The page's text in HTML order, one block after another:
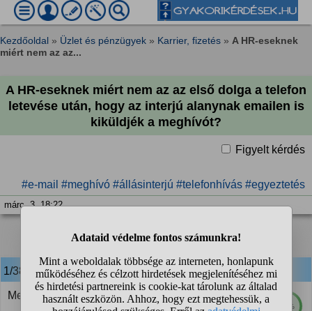
Kezdőoldal » Üzlet és pénzügyek » Karrier, fizetés » A HR-eseknek
miért nem az az...
A HR-eseknek miért nem az az első dolga a telefon
letevése után, hogy az interjú alanynak emailen is
kiküldjék a meghívót?
Figyelt kérdés
#e-mail #meghívó #állásinterjú #telefonhívás #egyeztetés
márc. 3. 18:22
1 2 3 4 ❯ ❯❯
1/38 anonim válasza:
80%
Mert mas dolgot prioritizal helyette